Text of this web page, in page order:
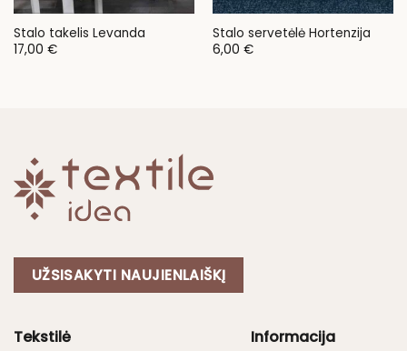
Stalo takelis Levanda
17,00 €
Stalo servetėlė Hortenzija
6,00 €
UŽSISAKYTI NAUJIENLAIŠKĮ
Tekstilė
Informacija